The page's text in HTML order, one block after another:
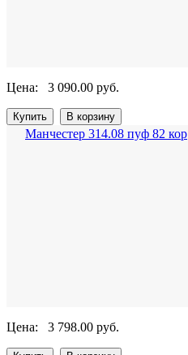
Цена: 3 090.00 руб.
Манчестер 314.08 пуф 82 кор
Цена: 3 798.00 руб.